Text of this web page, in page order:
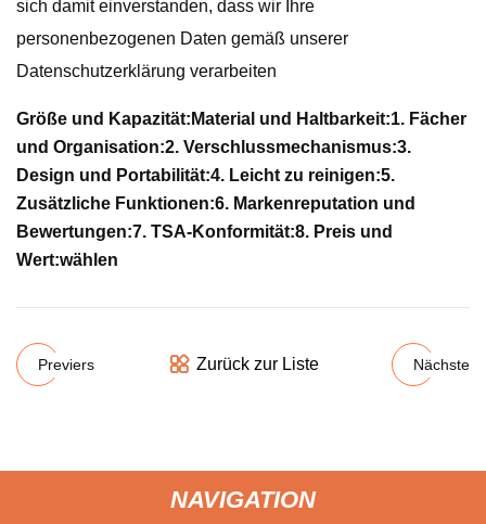
sich damit einverstanden, dass wir Ihre
personenbezogenen Daten gemäß unserer
Datenschutzerklärung verarbeiten
Größe und Kapazität: Material und Haltbarkeit:1. Fächer
und Organisation:2. Verschlussmechanismus:3.
Design und Portabilität:4. Leicht zu reinigen:5.
Zusätzliche Funktionen:6. Markenreputation und
Bewertungen:7. TSA-Konformität:8. Preis und
Wert:wählen
Previers Zurück zur Liste Nächste
NAVIGATION